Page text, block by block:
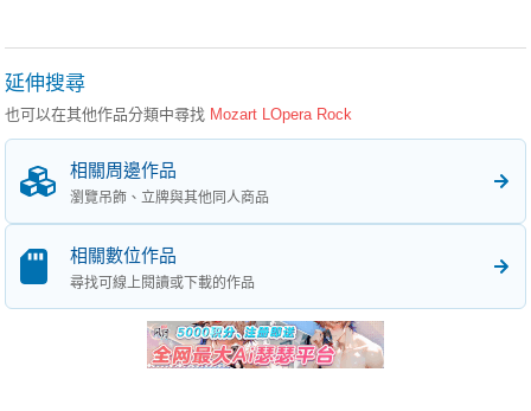
延伸搜尋
也可以在其他作品分類中尋找 Mozart LOpera Rock
相關周邊作品
瀏覽吊飾、立牌與其他同人商品
相關數位作品
尋找可線上閱讀或下載的作品